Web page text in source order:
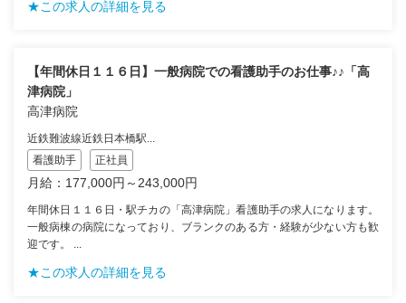
★この求人の詳細を見る
【年間休日１１６日】一般病院での看護助手のお仕事♪♪「高
津病院」
高津病院
近鉄難波線近鉄日本橋駅...
看護助手
正社員
月給：177,000円～243,000円
年間休日１１６日・駅チカの「高津病院」看護助手の求人になります。
一般病棟の病院になっており、ブランクのある方・経験が少ない方も歓
迎です。 ...
★この求人の詳細を見る